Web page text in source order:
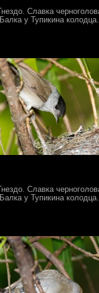
Гнездо. Славка
Балка у Тупикина
Гнездо. Славка
Балка у Тупикина